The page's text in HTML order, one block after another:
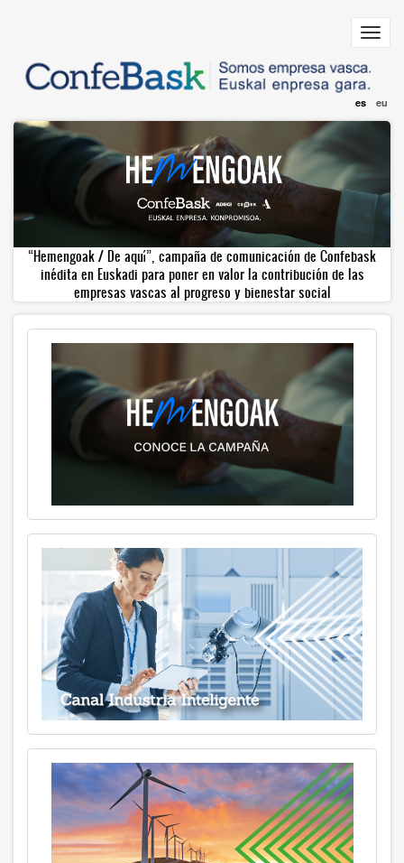
principal
es eu
“Hemengoak / De aquí”, campaña de comunicación de Confebask
inédita en Euskadi para poner en valor la contribución de las
empresas vascas al progreso y bienestar social